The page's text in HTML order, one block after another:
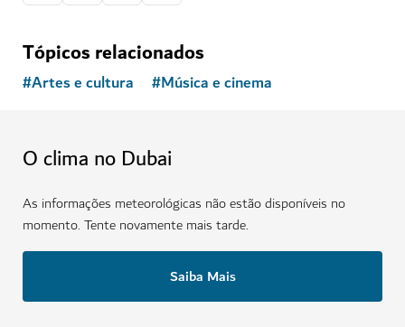
Tópicos relacionados
#Artes e cultura #Música e cinema
O clima no Dubai
As informações meteorológicas não estão disponíveis no
momento. Tente novamente mais tarde.
Saiba Mais